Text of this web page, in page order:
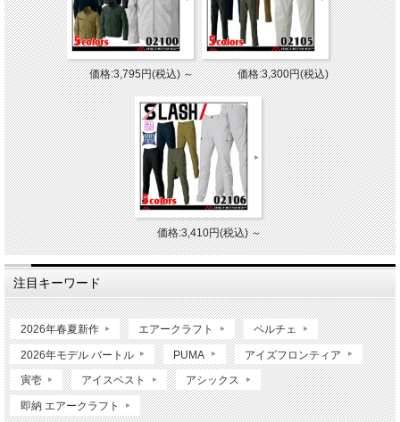
価格:3,795円(税込)～ 価格:3,300円(税込)
価格:3,410円(税込)～
注目キーワード
2026年春夏新作 エアークラフト ペルチェ
2026年モデル バートル PUMA アイズフロンティア
寅壱 アイスベスト アシックス
即納 エアークラフト